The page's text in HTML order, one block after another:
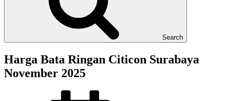
Search
Harga Bata Ringan Citicon Surabaya
November 2025